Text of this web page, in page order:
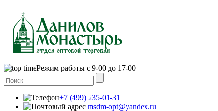
Режим работы с 9-00 до 17-00
+7 (499) 235-01-31
msdm-opt@yandex.ru